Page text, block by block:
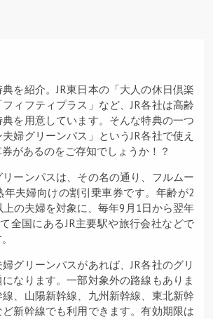
を紹介。JR東日本の「大人の休日倶楽
ィフティプラス」など、JR各社は高齢
を用意しています。そんな特典の一つ
婦グリーンパス」というJR各社で使え
があるのをご存知でしょうか！？
ーンパスは、その名の通り、フルムー
年夫婦向けの割引乗車券です。年齢が2
上の夫婦を対象に、毎年9月1日から翌年
全国にあるJR主要駅や旅行会社などで
グリーンパスがあれば、JR各社のグリ
なります。一部対象外の路線もありま
、山陽新幹線、九州新幹線、東北新幹
新幹線でも利用できます。有効期限は